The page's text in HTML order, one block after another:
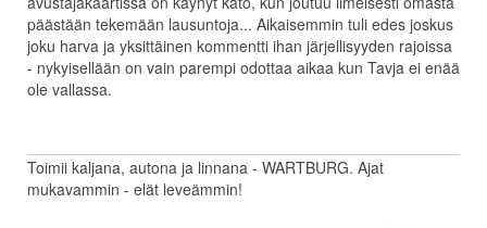
päästään tekemään lausuntoja... Aikaisemmin tuli edes joskus
joku harva ja yksittäinen kommentti ihan järjellisyyden rajoissa
- nykyisellään on vain parempi odottaa aikaa kun Tavja ei enää
ole vallassa.
Toimii kaljana, autona ja linnana - WARTBURG. Ajat
mukavammin - elät leveämmin!